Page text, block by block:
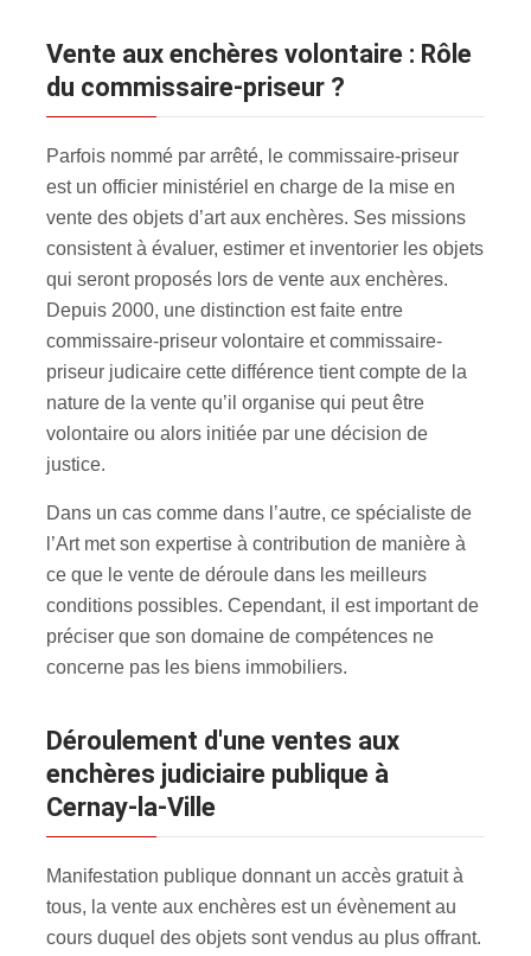
Vente aux enchères volontaire : Rôle
du commissaire-priseur ?
Parfois nommé par arrêté, le commissaire-priseur
est un officier ministériel en charge de la mise en
vente des objets d’art aux enchères. Ses missions
consistent à évaluer, estimer et inventorier les objets
qui seront proposés lors de vente aux enchères.
Depuis 2000, une distinction est faite entre
commissaire-priseur volontaire et commissaire-
priseur judicaire cette différence tient compte de la
nature de la vente qu’il organise qui peut être
volontaire ou alors initiée par une décision de
justice.
Dans un cas comme dans l’autre, ce spécialiste de
l’Art met son expertise à contribution de manière à
ce que le vente de déroule dans les meilleurs
conditions possibles. Cependant, il est important de
préciser que son domaine de compétences ne
concerne pas les biens immobiliers.
Déroulement d'une ventes aux
enchères judiciaire publique à
Cernay-la-Ville
Manifestation publique donnant un accès gratuit à
tous, la vente aux enchères est un évènement au
cours duquel des objets sont vendus au plus offrant.